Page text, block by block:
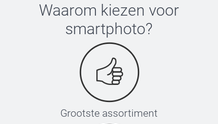
Waarom kiezen voor
smartphoto?
Grootste assortiment